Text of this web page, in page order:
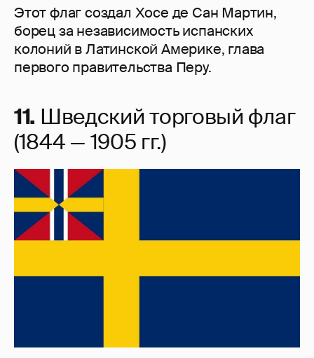
Этот флаг создал Хосе де Сан Мартин,
борец за независимость испанских
колоний в Латинской Америке, глава
первого правительства Перу.
11. Шведский торговый флаг
(1844 — 1905 гг.)